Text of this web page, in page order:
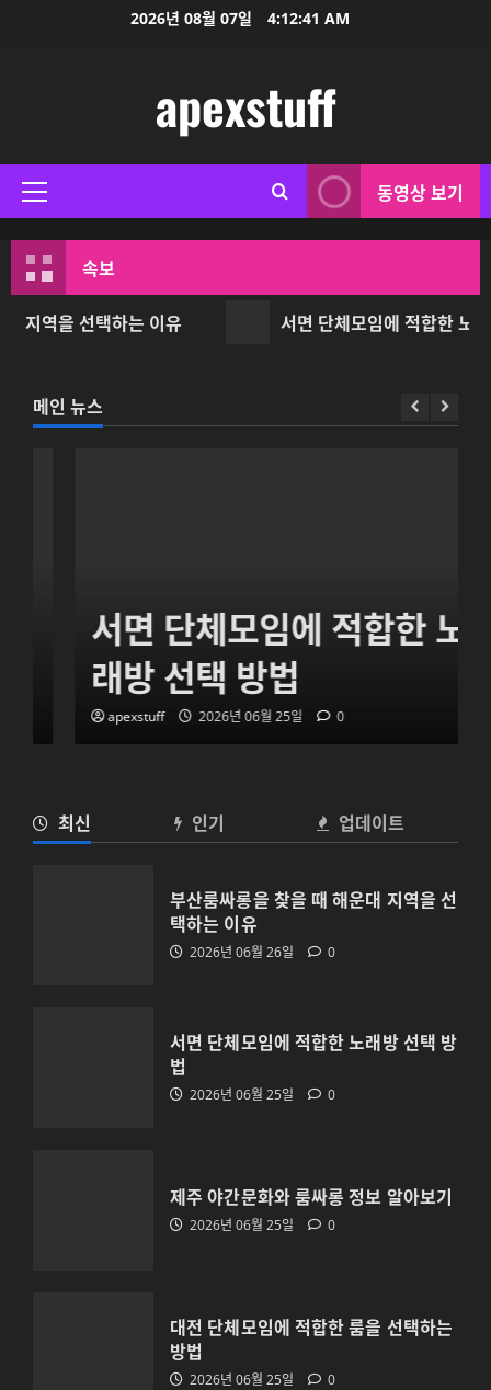
가
2026년 08월 07일 4:12:43 AM
apexstuff
기
본
뉴
동영상 보기
속보
을 선택하는 이유 서면 단체모임에 적합한 노래방 선
최신 인기 업데이트
부산룸싸롱을 찾을 때 해운대 지역을 선
택하는 이유
2026년 06월 26일 0
서면 단체모임에 적합한 노래방 선택 방
법
2026년 06월 25일 0
제주 야간문화와 룸싸롱 정보 알아보기
2026년 06월 25일 0
대전 단체모임에 적합한 룸을 선택하는
방법
2026년 06월 25일 0
메인 뉴스
서면 단체모임에 적합한 노
래방 선택 방법
apexstuff 2026년 06월 25일 0
서면 단체모임에 적합한 노래방 선택 방
2026년 06월 25일 0
2026년 06월 25일 0
2026년 06월 25일 0
2026년 06월 26일 0